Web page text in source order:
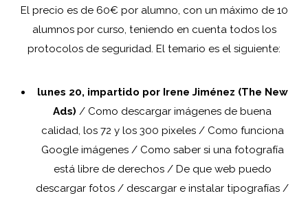
El precio es de 60€ por alumno, con un máximo de 10
alumnos por curso, teniendo en cuenta todos los
protocolos de seguridad. El temario es el siguiente:
lunes 20, impartido por Irene Jiménez (The New
Ads) / Como descargar imágenes de buena
calidad, los 72 y los 300 pixeles / Como funciona
Google imágenes / Como saber si una fotografía
está libre de derechos / De que web puedo
descargar fotos / descargar e instalar tipografías /